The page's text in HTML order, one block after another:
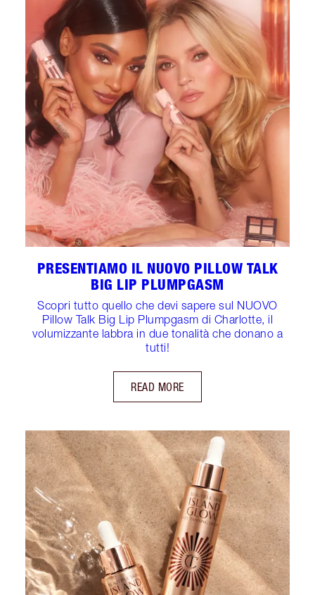
PRESENTIAMO IL NUOVO PILLOW TALK
BIG LIP PLUMPGASM
Scopri tutto quello che devi sapere sul NUOVO
Pillow Talk Big Lip Plumpgasm di Charlotte, il
volumizzante labbra in due tonalità che donano a
tutti!
READ MORE